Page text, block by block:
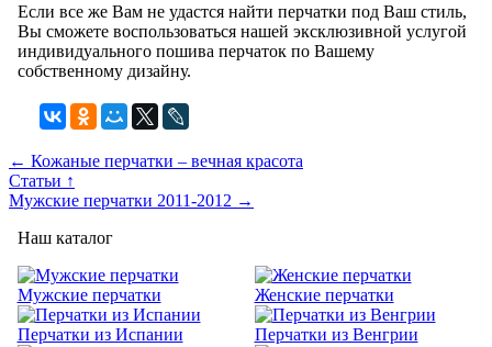
Если все же Вам не удастся найти перчатки под Ваш стиль,
Вы сможете воспользоваться нашей эксклюзивной услугой
индивидуального пошива перчаток по Вашему
собственному дизайну.
← Кожаные перчатки – вечная красота
Статьи ↑
Мужские перчатки 2011-2012 →
Наш каталог
Мужские перчатки Женские перчатки
Перчатки из Испании Перчатки из Венгрии